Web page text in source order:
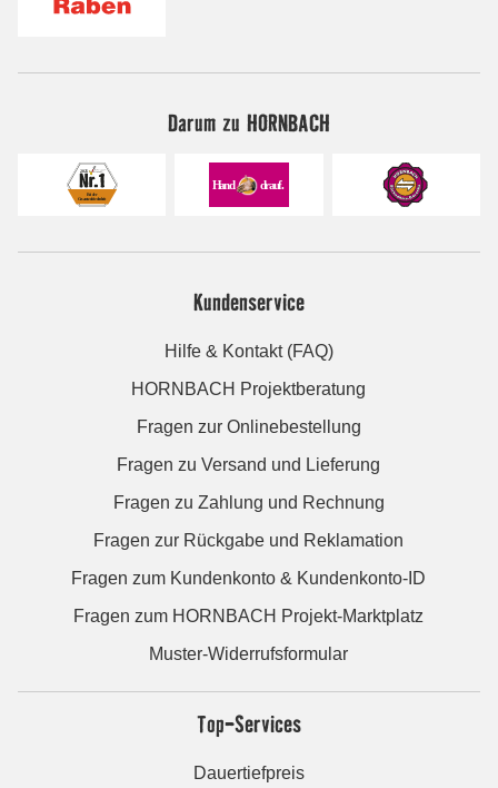
Darum zu HORNBACH
Kundenservice
Hilfe & Kontakt (FAQ)
HORNBACH Projektberatung
Fragen zur Onlinebestellung
Fragen zu Versand und Lieferung
Fragen zu Zahlung und Rechnung
Fragen zur Rückgabe und Reklamation
Fragen zum Kundenkonto & Kundenkonto-ID
Fragen zum HORNBACH Projekt-Marktplatz
Muster-Widerrufsformular
Top-Services
Dauertiefpreis